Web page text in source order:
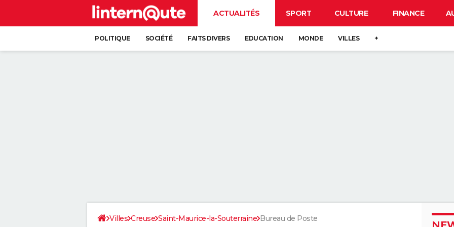
ACTUALITÉS SPORT CULTURE FINANCE
POLITIQUE SOCIÉTÉ FAITS DIVERS EDUCATION MONDE VILLES +
Villes Creuse Saint-Maurice-la-Souterraine Bureau de Poste